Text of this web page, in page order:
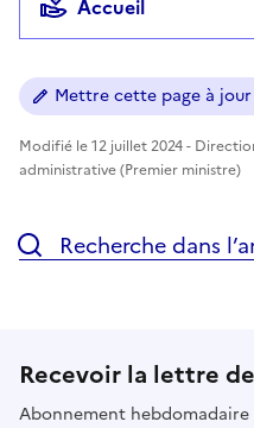
Accueil
Mettre cette page à jour
Modifié le 12 juillet 2024 -
administrative (Premier ministre)
Recherche dans
Recevoir la lettre
Abonnement